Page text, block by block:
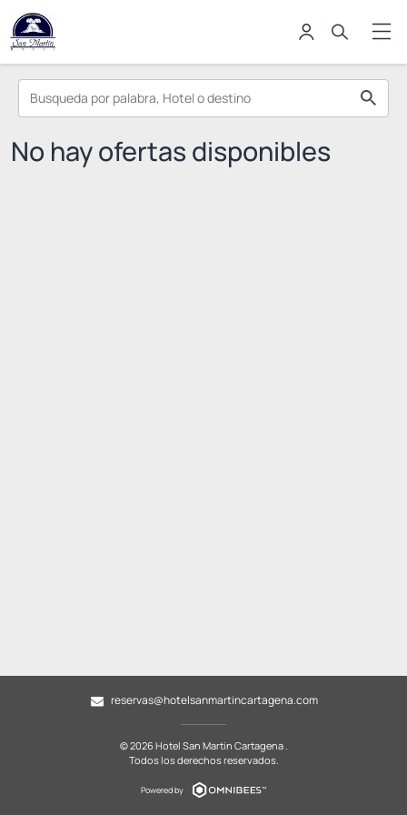
No hay ofertas disponibles
reservas@hotelsanmartincartagena.com
© 2026 Hotel San Martin Cartagena .
Todos los derechos reservados.
Powered by